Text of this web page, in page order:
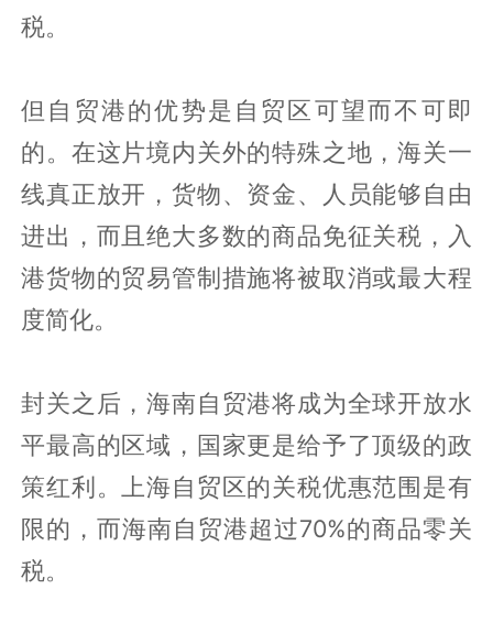
税。
但自贸港的优势是自贸区可望而不可即
的。在这片境内关外的特殊之地，海关一
线真正放开，货物、资金、人员能够自由
进出，而且绝大多数的商品免征关税，入
港货物的贸易管制措施将被取消或最大程
度简化。
封关之后，海南自贸港将成为全球开放水
平最高的区域，国家更是给予了顶级的政
策红利。上海自贸区的关税优惠范围是有
限的，而海南自贸港超过70%的商品零关
税。